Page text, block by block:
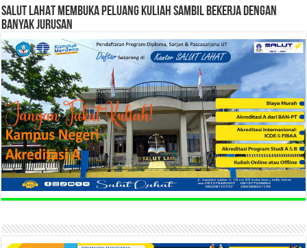
SALUT LAHAT MEMBUKA PELUANG KULIAH SAMBIL BEKERJA DENGAN
BANYAK JURUSAN